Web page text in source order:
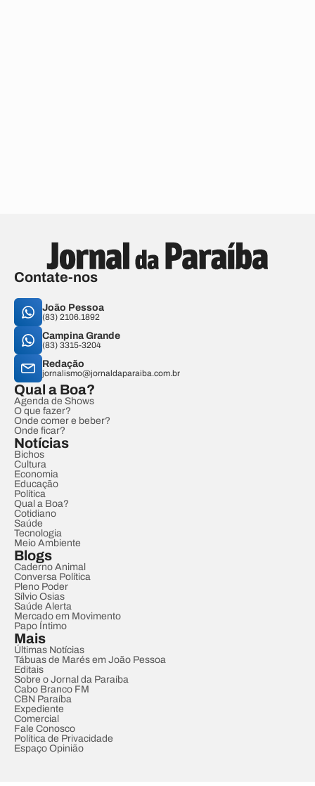
Contate-nos
João Pessoa
(83) 2106.1892
Campina Grande
(83) 3315-3204
Redação
jornalismo@jornaldaparaiba.com.br
Qual a Boa?
Agenda de Shows
O que fazer?
Onde comer e beber?
Onde ficar?
Notícias
Bichos
Cultura
Economia
Educação
Política
Qual a Boa?
Cotidiano
Saúde
Tecnologia
Meio Ambiente
Blogs
Caderno Animal
Conversa Política
Pleno Poder
Sílvio Osias
Saúde Alerta
Mercado em Movimento
Papo Íntimo
Mais
Últimas Notícias
Tábuas de Marés em João Pessoa
Editais
Sobre o Jornal da Paraíba
Cabo Branco FM
CBN Paraíba
Expediente
Comercial
Fale Conosco
Política de Privacidade
Espaço Opinião